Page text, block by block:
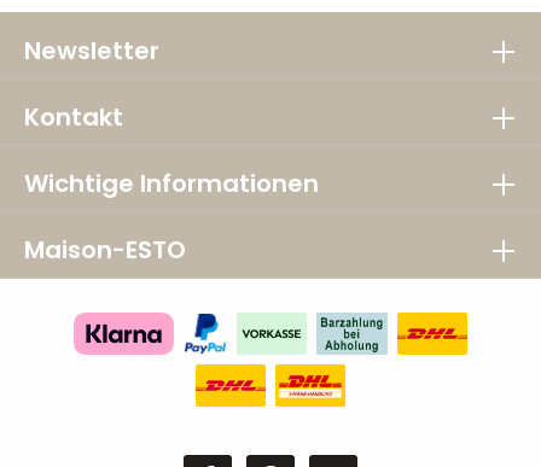
Newsletter
Kontakt
Wichtige Informationen
Maison-ESTO